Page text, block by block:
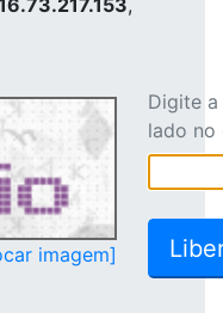
,
imagem]
Digite
lado no